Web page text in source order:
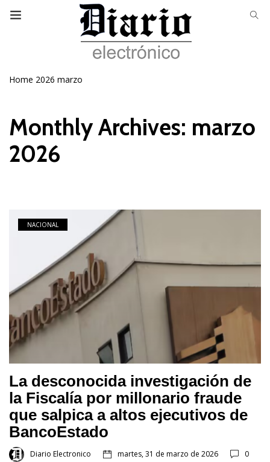
Home 2026 marzo
Monthly Archives: marzo
2026
NACIONAL
La desconocida investigación de
la Fiscalía por millonario fraude
que salpica a altos ejecutivos de
BancoEstado
Diario Electronico martes, 31 de marzo de 2026 0